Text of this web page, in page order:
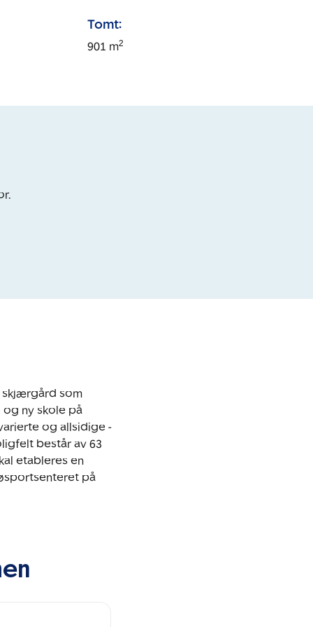
Tomt:
901 m2
skjærgård som
ny skole på
og allsidige -
består av 63
etableres en
på